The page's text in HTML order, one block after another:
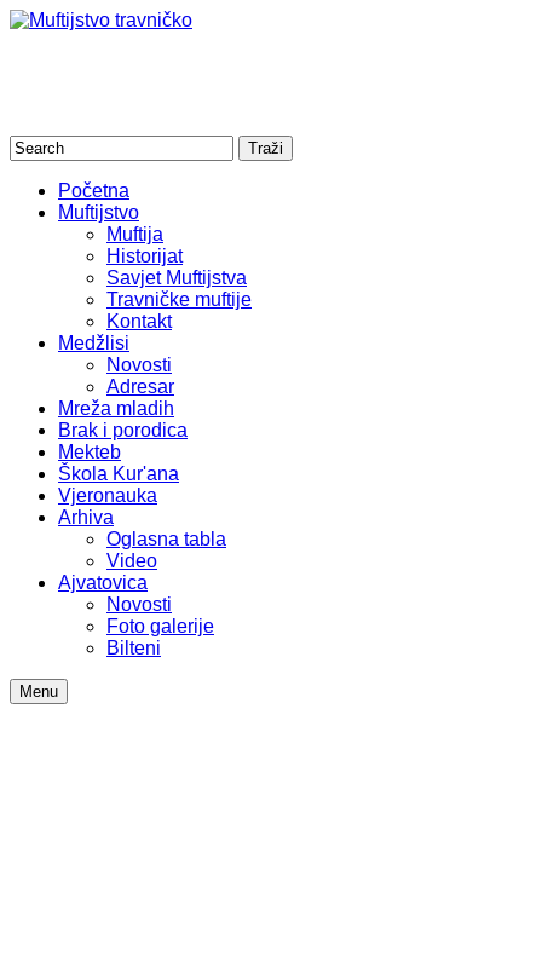
Početna
Muftijstvo
Muftija
Historijat
Savjet Muftijstva
Travničke muftije
Kontakt
Medžlisi
Novosti
Adresar
Mreža mladih
Brak i porodica
Mekteb
Škola Kur'ana
Vjeronauka
Arhiva
Oglasna tabla
Video
Ajvatovica
Novosti
Foto galerije
Bilteni
Menu